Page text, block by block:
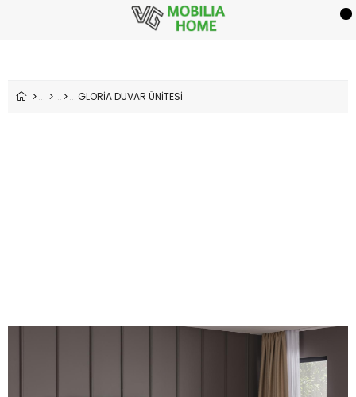
GLORİA DUVAR ÜNİTESİ